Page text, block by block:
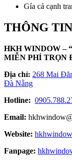
Gía cả cạnh
THÔNG
HKH WINDOW –
MIỄN PHÍ TRỌN
Địa chỉ: 268 Mai
Đà Nẵng
Hotline:
Email:
Website: h
Fanpage: